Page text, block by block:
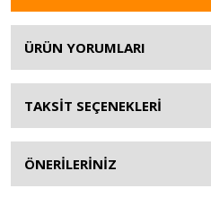
ÜRÜN YORUMLARI
TAKSİT SEÇENEKLERİ
ÖNERİLERİNİZ